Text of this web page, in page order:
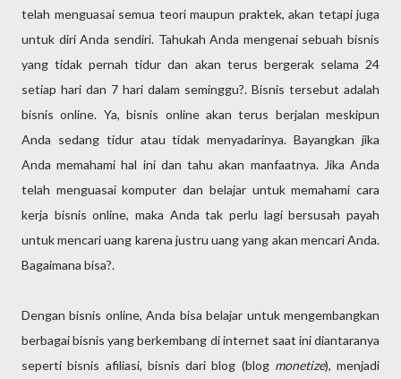
telah menguasai semua teori maupun praktek, akan tetapi juga
untuk diri Anda sendiri. Tahukah Anda mengenai sebuah bisnis
yang tidak pernah tidur dan akan terus bergerak selama 24
setiap hari dan 7 hari dalam seminggu?. Bisnis tersebut adalah
bisnis online. Ya, bisnis online akan terus berjalan meskipun
Anda sedang tidur atau tidak menyadarinya. Bayangkan jika
Anda memahami hal ini dan tahu akan manfaatnya. Jika Anda
telah menguasai komputer dan belajar untuk memahami cara
kerja bisnis online, maka Anda tak perlu lagi bersusah payah
untuk mencari uang karena justru uang yang akan mencari Anda.
Bagaimana bisa?.
Dengan bisnis online, Anda bisa belajar untuk mengembangkan
berbagai bisnis yang berkembang di internet saat ini diantaranya
seperti bisnis afiliasi, bisnis dari blog (blog monetize), menjadi